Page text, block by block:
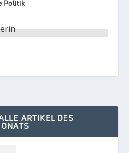
Politik
ARTIKEL DES